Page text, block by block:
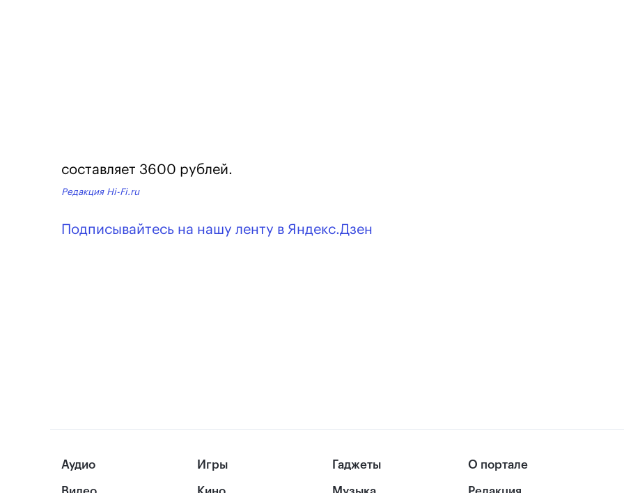
составляет 3600 рублей.
Редакция Hi-Fi.ru
Подписывайтесь на нашу ленту в Яндекс.Дзен
Аудио Игры Гаджеты О портале